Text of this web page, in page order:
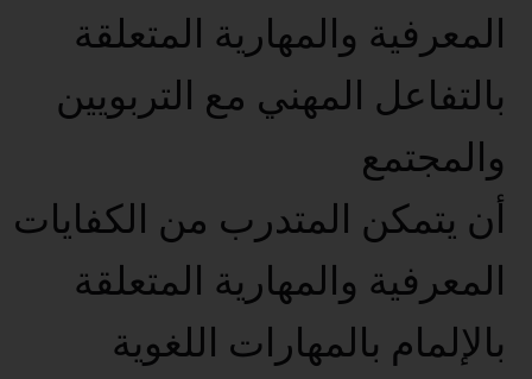
المعرفية والمهارية المتعلقة
بالتفاعل المهني مع التربويين
والمجتمع
أن يتمكن المتدرب من الكفايات
المعرفية والمهارية المتعلقة
بالإلمام بالمهارات اللغوية